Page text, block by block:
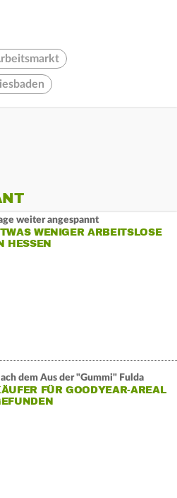
weiter angespannt
WENIGER ARBEITSLOSE
HESSEN
dem Aus der "Gummi" Fulda
FÜR GOODYEAR-AREAL